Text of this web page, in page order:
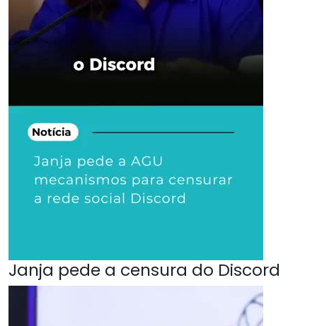
Janja pede a censura do Discord